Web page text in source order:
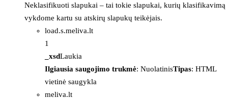
Neklasifikuoti slapukai – tai tokie slapukai, kurių klasifikavimą
vykdome kartu su atskirų slapukų teikėjais.
load.s.meliva.lt
1
_xsdLaukia
Ilgiausia saugojimo trukmė: NuolatinisTipas: HTML
vietinė saugykla
meliva.lt